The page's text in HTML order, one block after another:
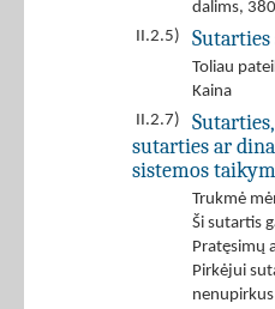
dalims,
II.2.5)
Toliau
Kaina
II.2.7)
sutarties ar
sistemos
Trukmė
Ši sutartis
Pratęsimų
Pirkėjui